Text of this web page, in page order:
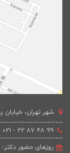
شهر تهران، خیابان
۹۹ ۴۸ ۸۷ ۲۲ - ۰۲۱
روزهای حضور